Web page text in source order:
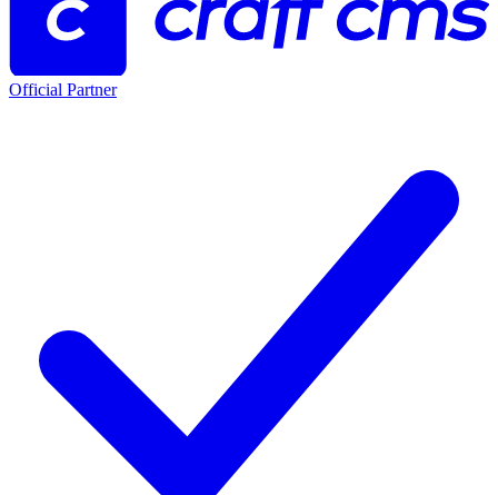
Official Partner